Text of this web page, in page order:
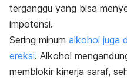
terganggu yang bisa
impotensi.
Sering minum alkohol juga
ereksi. Alkohol
memblokir kinerja saraf,